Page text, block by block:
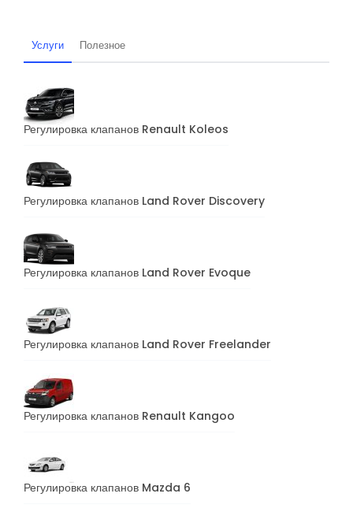
Услуги Полезное
Регулировка клапанов Renault Koleos
Регулировка клапанов Land Rover Discovery
Регулировка клапанов Land Rover Evoque
Регулировка клапанов Land Rover Freelander
Регулировка клапанов Renault Kangoo
Регулировка клапанов Mazda 6